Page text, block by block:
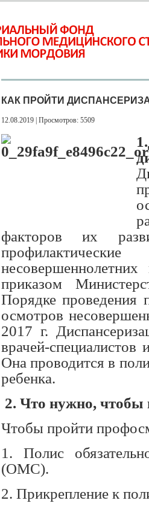
КАК ПРОЙТИ
12.08.2019 | Просмотров: 5509
факторов их
приказом
Порядке проведения
осмотров
2017 г.
врачей-специалистов
Она проводится в
ребенка.
2. Что нужно, чтобы
Чтобы пройти
1. Полис
(ОМС).
2. Прикрепление к